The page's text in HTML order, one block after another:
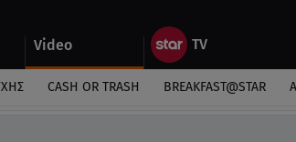
Video
CASH OR TRASH BREAKFAST@STAR